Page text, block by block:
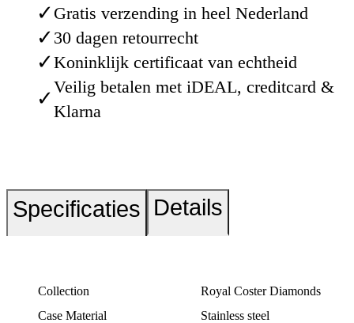
✓ Gratis verzending in heel Nederland
✓ 30 dagen retourrecht
✓Koninklijk certificaat van echtheid
✓
Veilig betalen met iDEAL, creditcard &
Klarna
Specificaties Details
Collection
Royal Coster Diamonds
Case Material
Stainless steel